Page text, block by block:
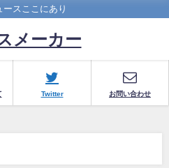
ースここにあり
メーカー
Twitter お問い合わせ